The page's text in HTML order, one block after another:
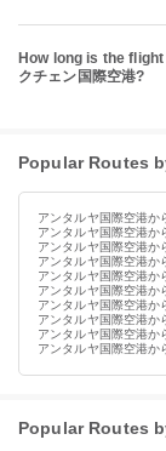
How long is the
クチェン国際空港?
Popular Routes
アンタルヤ国際空港か
アンタルヤ国際空港か
アンタルヤ国際空港か
アンタルヤ国際空港か
アンタルヤ国際空港か
アンタルヤ国際空港か
アンタルヤ国際空港か
アンタルヤ国際空港か
アンタルヤ国際空港か
アンタルヤ国際空港か
Popular Routes